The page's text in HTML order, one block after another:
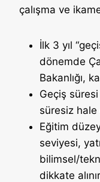
çalışma ve
İlk 3 yıl
dönemde
Bakanlığı,
Geçiş
süresiz hale
Eğitim
seviyesi,
bilimsel/
dikkate